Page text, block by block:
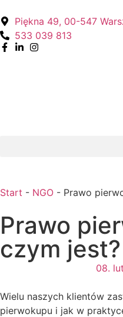
Piękna 49, 00-547
533 039 813
Start - NGO - Prawo
Prawo
czym jest?
08.
Wielu naszych klientów
pierwokupu i jak w